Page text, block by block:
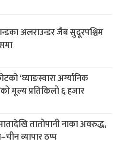
अलराउन्डर जैब सुदूरपश्चिम‌
‘घ्याङस्वारा अर्ग्यानिक
मूल्य प्रतिकिलो ६ हजार
तातोपानी नाका अवरुद्ध,
व्यापार ठप्प